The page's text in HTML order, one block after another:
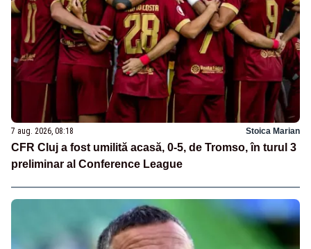
7 aug. 2026, 08:18 Stoica Marian
CFR Cluj a fost umilită acasă, 0-5, de Tromso, în turul 3
preliminar al Conference League